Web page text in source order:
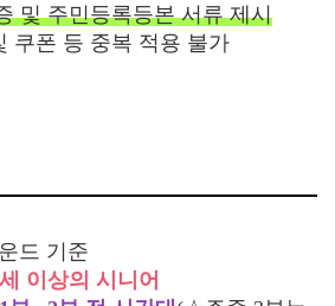
및 주민등록등본 서류 제시
쿠폰 등 중복 적용 불가
드 기준
이상의 시니어